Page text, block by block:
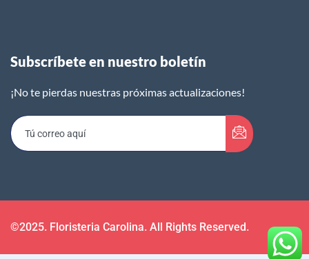
Subscríbete en nuestro boletín​
¡No te pierdas nuestras próximas actualizaciones!
©2025. Floristeria Carolina. All Rights Reserved.